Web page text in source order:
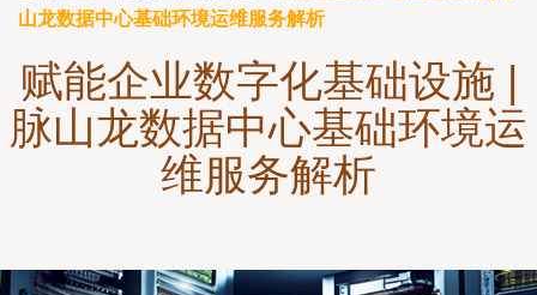
山龙数据中心基础环境运维服务解析
赋能企业数字化基础设施 |
脉山龙数据中心基础环境运
维服务解析